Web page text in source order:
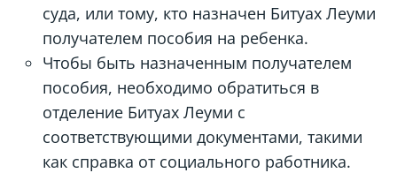
суда, или тому, кто назначен Битуах Леуми
получателем пособия на ребенка.
Чтобы быть назначенным получателем
пособия, необходимо обратиться в
отделение Битуах Леуми с
соответствующими документами, такими
как справка от социального работника.